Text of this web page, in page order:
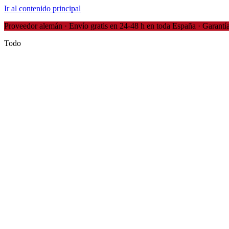
Ir al contenido principal
Proveedor alemán · Envío gratis en 24-48 h en toda España ·
Todo